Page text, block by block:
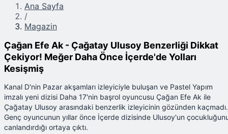
Ana Sayfa
/
Magazin
Çağan Efe Ak - Çağatay Ulusoy Benzerliği Dikkat
Çekiyor! Meğer Daha Önce İçerde'de Yolları
Kesişmiş
Kanal D'nin Pazar akşamları izleyiciyle buluşan ve Pastel Yapım
imzalı yeni dizisi Daha 17'nin başrol oyuncusu Çağan Efe Ak ile
Çağatay Ulusoy arasındaki benzerlik izleyicinin gözünden kaçmadı.
Genç oyuncunun yıllar önce İçerde dizisinde Ulusoy'un
canlandırdığı ortaya çıktı.